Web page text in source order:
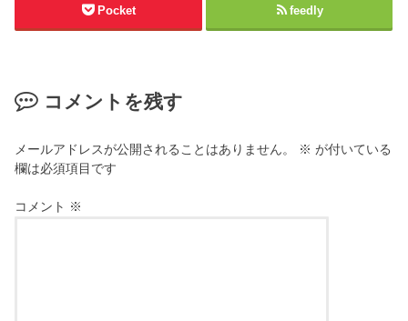
Pocket feedly
コメントを残す
メールアドレスが公開されることはありません。 ※ が付いている
欄は必須項目です
コメント ※